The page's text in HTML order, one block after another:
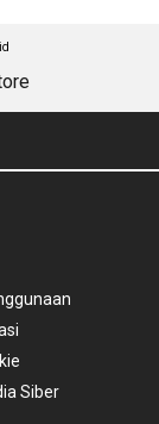
Siber